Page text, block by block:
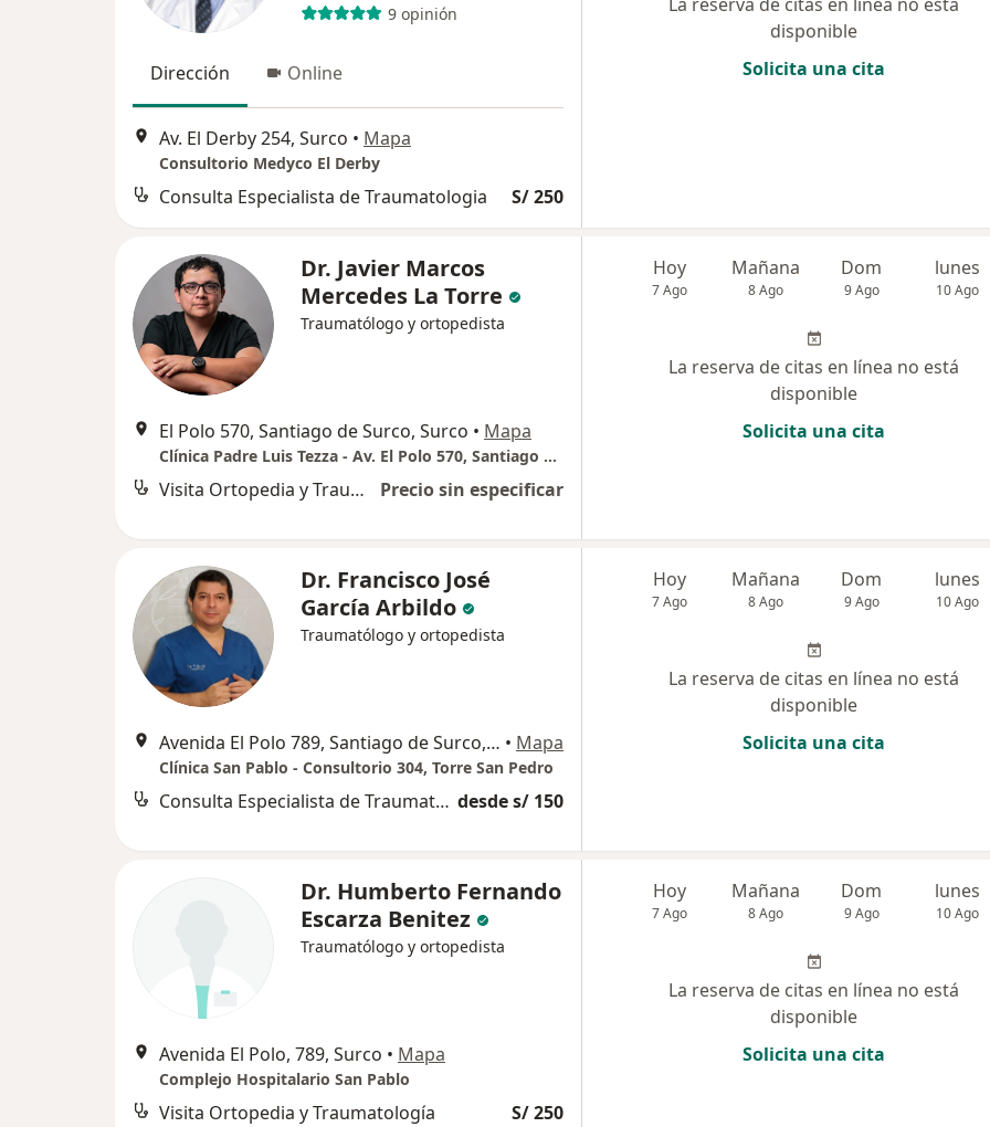
9 opinión
Dirección Online
Av. El Derby 254, Surco • Mapa
Consultorio Medyco El Derby
Consulta Especialista de Traumatologia S/ 250
disponible
Solicita una cita
Dr. Javier Marcos
Mercedes La Torre
Traumatólogo y ortopedista
El Polo 570, Santiago de Surco, Surco • Mapa
Clínica Padre Luis Tezza - Av. El Polo 570, Santiago de Surco
Visita Ortopedia y Traumatología Precio sin especificar
Hoy
7 Ago
Mañana
8 Ago
Dom
9 Ago
lunes
10 Ago
La reserva de citas en línea no está
disponible
Solicita una cita
Dr. Francisco José
García Arbildo
Traumatólogo y ortopedista
Avenida El Polo 789, Santiago de Surco, Lima • Mapa
Clínica San Pablo - Consultorio 304, Torre San Pedro
Consulta Especialista de Traumatologia desde s/ 150
Hoy
7 Ago
Mañana
8 Ago
Dom
9 Ago
lunes
10 Ago
La reserva de citas en línea no está
disponible
Solicita una cita
Dr. Humberto Fernando
Escarza Benitez
Traumatólogo y ortopedista
Avenida El Polo, 789, Surco • Mapa
Complejo Hospitalario San Pablo
Visita Ortopedia y Traumatología S/ 250
Hoy
7 Ago
Mañana
8 Ago
Dom
9 Ago
lunes
10 Ago
La reserva de citas en línea no está
disponible
Solicita una cita